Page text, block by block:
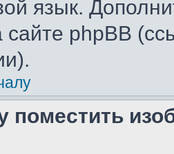
язык.
сайте phpBB
поместить